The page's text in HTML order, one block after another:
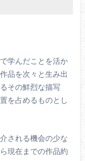
学んだことを活か
品を次々と生み出
その鮮烈な描写
を占めるものとし
される機会の少な
現在までの作品約